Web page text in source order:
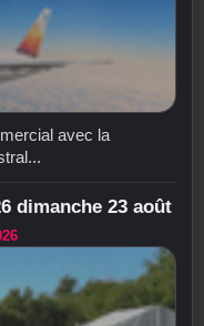
avec la
dimanche 23 août